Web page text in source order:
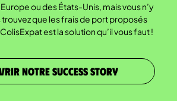
ou des États-Unis, mais vous n’y
trouvez que les frais de port proposés
est la solution qu’il vous faut !
NOTRE SUCCESS STORY